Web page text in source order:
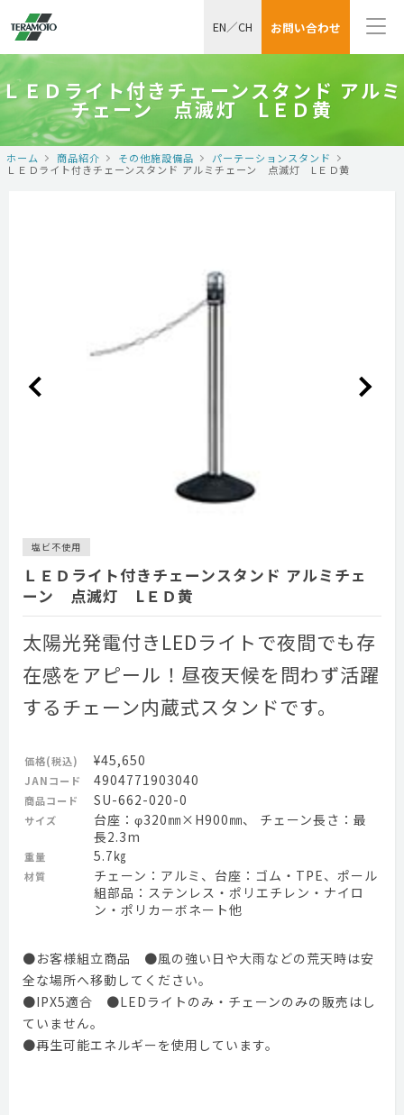
お問い合わせ
EN／CH
ＬＥＤライト付きチェーンスタンド アルミ
チェーン 点滅灯 LＥＤ黄
ホーム 商品紹介 その他施設備品
パーテーションスタンド
ＬＥＤライト付きチェーンスタンド アルミチェーン 点滅灯 LＥＤ黄
塩ビ不使用
ＬＥＤライト付きチェーンスタンド アルミチェ
ーン 点滅灯 LＥＤ黄
太陽光発電付きLEDライトで夜間でも存
在感をアピール！昼夜天候を問わず活躍
するチェーン内蔵式スタンドです。
価格(税込) ¥45,650
JANコード 4904771903040
商品コード SU-662-020-0
サイズ
台座：φ320㎜×H900㎜、 チェーン長さ：最
長2.3m
重量 5.7㎏
材質
チェーン：アルミ、台座：ゴム・TPE、ポール
組部品：ステンレス・ポリエチレン・ナイロ
ン・ポリカーボネート他
●お客様組立商品 ●風の強い日や大雨などの荒天時は安
全な場所へ移動してください。
●IPX5適合 ●LEDライトのみ・チェーンのみの販売はし
ていません。
●再生可能エネルギーを使用しています。